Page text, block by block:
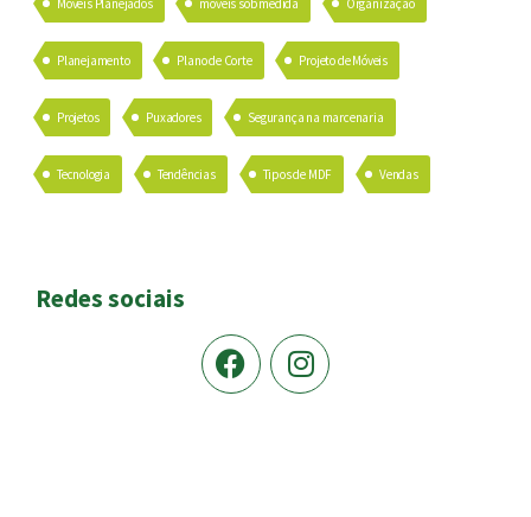
Planejamento Plano de Corte Projeto de Móveis
Projetos Puxadores Segurança na marcenaria
Tecnologia Tendências Tipos de MDF Vendas
Redes sociais